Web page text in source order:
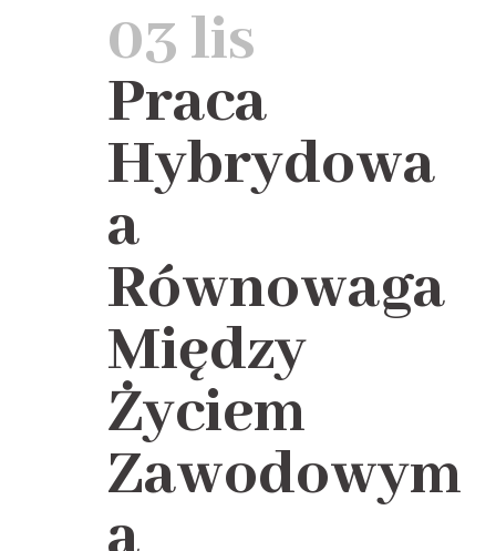
03 lis
Praca
Hybrydowa
a
Równowaga
Między
Życiem
Zawodowym